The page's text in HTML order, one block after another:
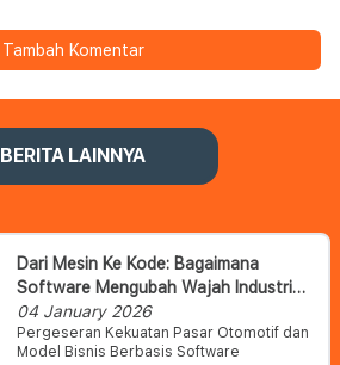
Tambah Komentar
BERITA LAINNYA
Dari Mesin Ke Kode: Bagaimana
Software Mengubah Wajah Industri
Otomotif Dan Daya Saing Pasar
04 January 2026
Pergeseran Kekuatan Pasar Otomotif dan
Model Bisnis Berbasis Software